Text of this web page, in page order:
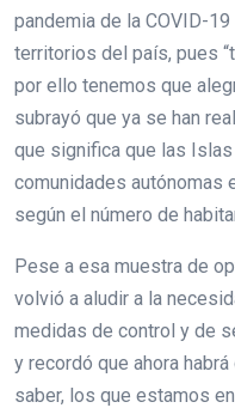
pandemia de la COVID-
territorios del país, pues
por ello tenemos que
subrayó que ya se han
que significa que las
comunidades autónomas
según el número de
Pese a esa muestra de
volvió a aludir a la
medidas de control y de
y recordó que ahora
saber, los que estamos